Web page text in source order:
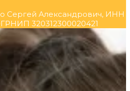
Сергей Александрович, ИНН
320312300020421